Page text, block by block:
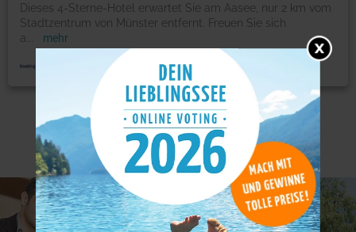
Dieses 4-Sterne-Hotel erwartet Sie am Aasee, nur 2 km vom
Stadtzentrum von Münster entfernt. Freuen Sie sich
a
mehr
Weitere Angebote